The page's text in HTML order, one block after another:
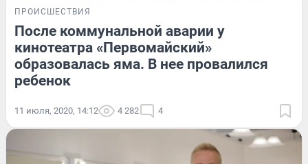
ПРОИСШЕСТВИЯ
После коммунальной аварии у
кинотеатра «Первомайский»
образовалась яма. В нее провалился
ребенок
11 июля, 2020, 14:12 4 282 4